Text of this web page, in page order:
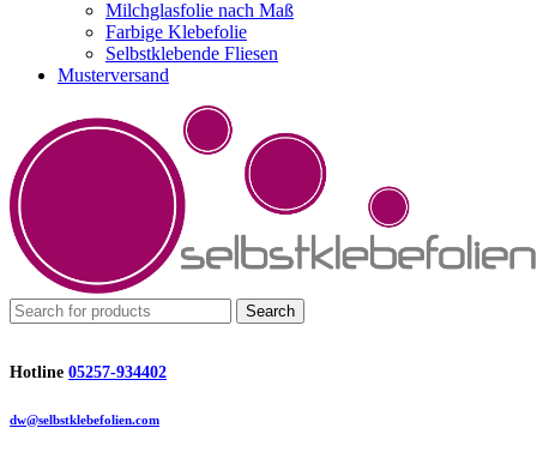
Milchglasfolie nach Maß
Farbige Klebefolie
Selbstklebende Fliesen
Musterversand
Search
Hotline 05257-934402
dw@selbstklebefolien.com